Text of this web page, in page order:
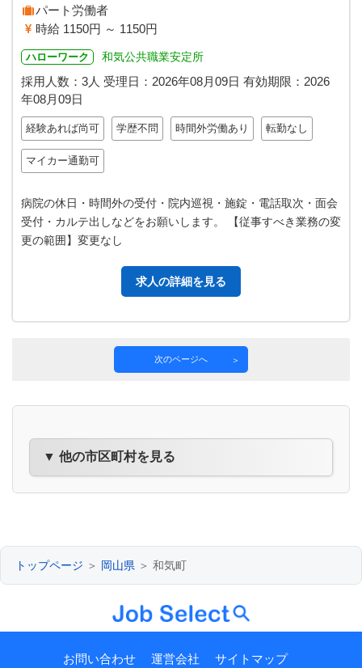
パート労働者
時給 1150円 ～ 1150円
ハローワーク 和気公共職業安定所
採用人数：3人 受理日： 2026年08月09日 有効期限： 2026
年08月09日
経験あれば尚可 学歴不問 時間外労働あり 転勤なし
マイカー通勤可
病院の休日・時間外の受付・院内巡視・施錠・電話取次・面会
受付・カルテ出しなどをお願いします。 【従事すべき業務の変
更の範囲】変更なし
求人の詳細を見る
次のページへ
▼ 他の市区町村を見る
トップページ ＞ 岡山県 ＞ 和気町
お問い合わせ 運営会社 サイトマップ